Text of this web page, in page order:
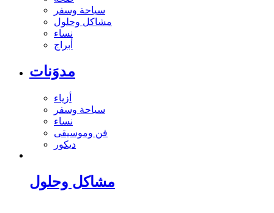
سياحة وسفر
مشاكل وحلول
نساء
أبراج
مدوَنات
أزياء
سياحة وسفر
نساء
فن وموسيقى
ديكور
مشاكل وحلول